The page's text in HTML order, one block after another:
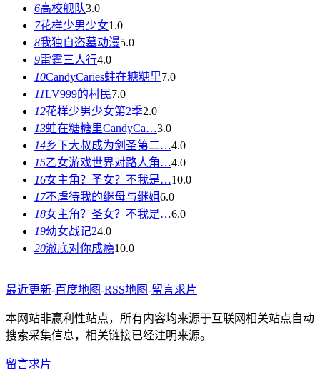
6高校舰队3.0
7花样少男少女1.0
8我独自盗墓动漫5.0
9雷霆三人行4.0
10CandyCaries蛀在糖糖里7.0
11LV999的村民7.0
12花样少男少女第2季2.0
13蛀在糖糖里CandyCa…3.0
14乡下大叔成为剑圣第二…4.0
15乙女游戏世界对路人角…4.0
16女主角？圣女？不我是…10.0
17不虐待我的继母与继姐6.0
18女主角？圣女？不我是…6.0
19幼女战记24.0
20澈底对你成瘾10.0
最近更新-百度地图-RSS地图-留言求片
本网站非赢利性站点，所有内容均来源于互联网相关站点自动
搜索采集信息，相关链接已经注明来源。
留言求片